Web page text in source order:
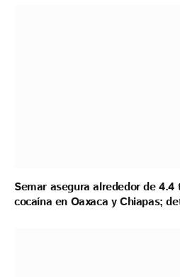
Semar asegura alrededor de
cocaína en Oaxaca y Chiapas;